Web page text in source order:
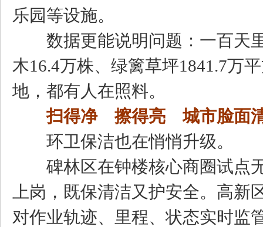
乐园等设施。
数据更能说明问题：一百天里
木16.4万株、绿篱草坪1841.7万
地，都有人在照料。
扫得净 擦得亮 城市脸面
环卫保洁也在悄悄升级。
碑林区在钟楼核心商圈试点无
上岗，既保清洁又护安全。高
对作业轨迹、里程、状态实时